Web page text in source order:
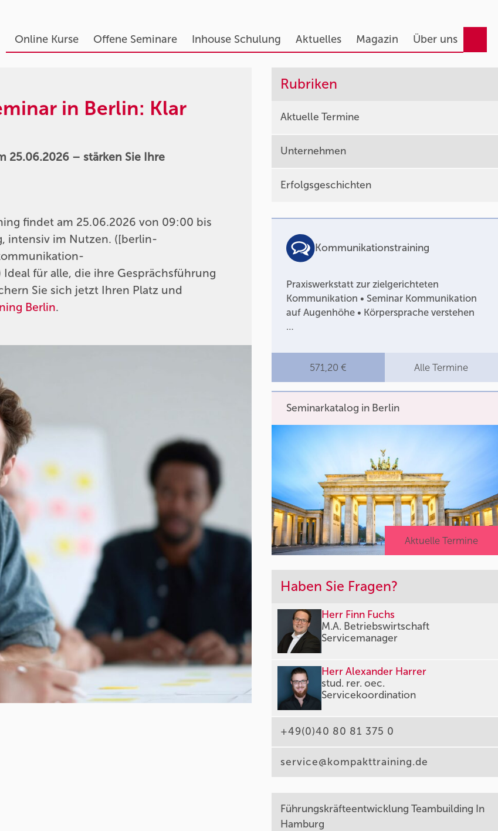
Online Kurse Offene Seminare Inhouse Schulung Aktuelles Magazin Über uns
in Berlin: Klar
25.06.2026 – stärken Sie Ihre
findet am 25.06.2026 von 09:00 bis
intensiv im Nutzen. ([berlin-
für alle, die ihre Gesprächsführung
Sie sich jetzt Ihren Platz und
Berlin.
Rubriken
Aktuelle Termine
Unternehmen
Erfolgsgeschichten
Haben Sie Fragen?
Herr Finn Fuchs
M.A. Betriebswirtschaft
Servicemanager
Herr Alexander Harrer
stud. rer. oec.
Servicekoordination
+49(0)40 80 81 375 0
service@kompakttraining.de
Kommunikationstraining
Praxiswerkstatt zur zielgerichteten
Kommunikation • Seminar Kommunikation
auf Augenhöhe • Körpersprache verstehen
…
571,20 € Alle Termine
Seminarkatalog in Berlin
Aktuelle Termine
Führungskräfteentwicklung Teambuilding In
Hamburg